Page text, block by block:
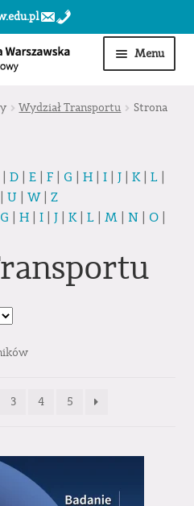
Menu
Wydział Transportu
Strona
D| E| F| G H| I| J| K| L|
U W| Z
G H| I| J| K| L| M| N| O|
3 4 5